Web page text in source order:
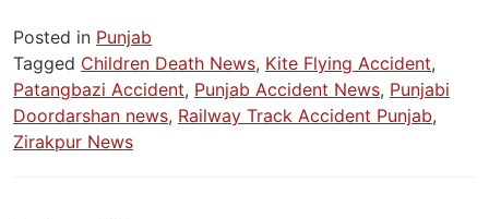
Posted in Punjab
Tagged Children Death News, Kite Flying Accident,
Patangbazi Accident, Punjab Accident News, Punjabi
Doordarshan news, Railway Track Accident Punjab,
Zirakpur News